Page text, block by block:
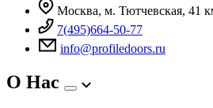
Москва, м. Тютчевская,
7(495)664-50-77
info@profiledoors.ru
О Нас